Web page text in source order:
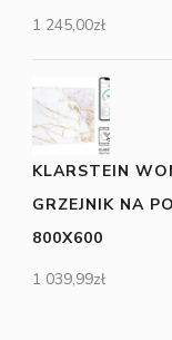
1 245,00zł
KLARSTEIN
GRZEJNIK NA
800X600
1 039,99zł